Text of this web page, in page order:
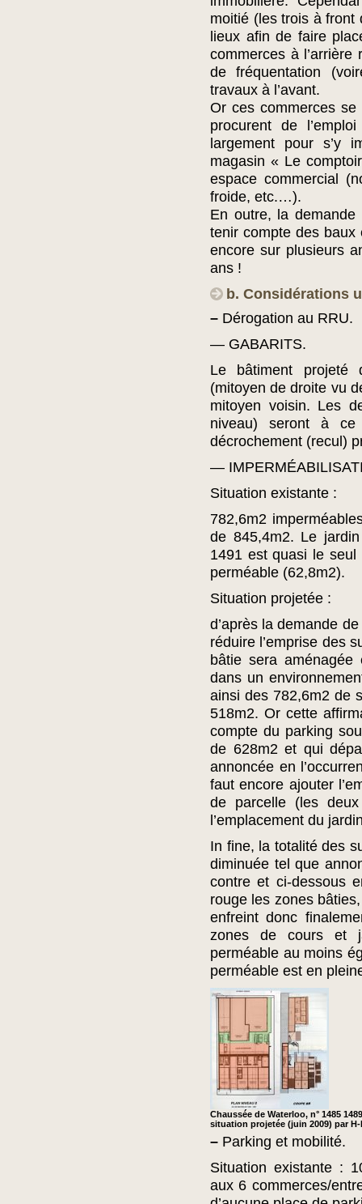
moitié (les trois à front
lieux afin de faire
commerces à
de fréquentation
travaux à l’avant.
Or ces commerces
procurent de
largement pour s’y
magasin « Le
espace commercial
froide, etc.…).
En outre, la demande
tenir compte des
encore sur plusieurs
ans !
b. Considérations
– Dérogation au RRU.
— GABARITS.
Le bâtiment projeté
(mitoyen de droite vu
mitoyen voisin. Les
niveau) seront à
décrochement (recul)
—
Situation existante :
782,6m2
de 845,4m2. Le
1491 est quasi le
perméable (62,8m2).
Situation projetée :
d’après la demande
réduire l’emprise des
bâtie sera
dans un
ainsi des 782,6m2 de
518m2. Or cette
compte du parking
de 628m2 et qui
annoncée en
faut encore ajouter
de parcelle (les
l’emplacement du
In fine, la totalité des
diminuée tel que
contre et ci-dessous
rouge les zones
enfreint donc
zones de cours et
perméable au moins
perméable est en
Chaussée de Waterloo, n° 1485
situation projetée (juin 2009) par H-
– Parking et mobilité.
Situation existante :
aux 6 commerces/